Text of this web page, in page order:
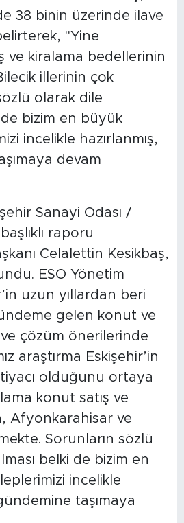
38 binin üzerinde ilave
"Yine
ve kiralama bedellerinin
illerinin çok
olarak dile
bizim en büyük
incelikle hazırlanmış,
devam
Sanayi Odası /
raporu
Celalettin Kesikbaş,
ESO Yönetim
uzun yıllardan beri
gelen konut ve
çözüm önerilerinde
araştırma Eskişehir’in
olduğunu ortaya
konut satış ve
Afyonkarahisar ve
Sorunların sözlü
belki de bizim en
incelikle
taşımaya